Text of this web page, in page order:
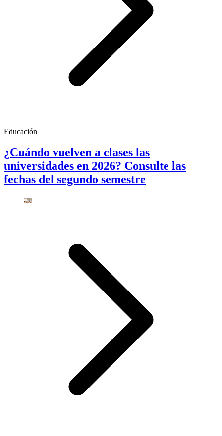
Educación
¿Cuándo vuelven a clases las
universidades en 2026? Consulte las
fechas del segundo semestre